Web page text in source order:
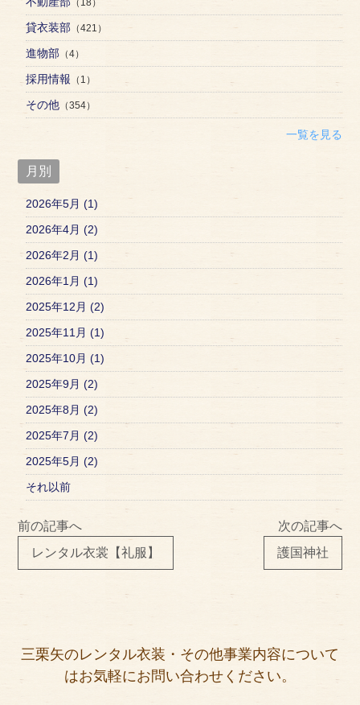
（18）
貸衣装部 （421）
進物部 （4）
採用情報 （1）
その他 （354）
一覧を見る
月別
2026年5月 (1)
2026年4月 (2)
2026年2月 (1)
2026年1月 (1)
2025年12月 (2)
2025年11月 (1)
2025年10月 (1)
2025年9月 (2)
2025年8月 (2)
2025年7月 (2)
2025年5月 (2)
それ以前
前の記事へ
レンタル衣裳【礼服】
次の記事へ
護国神社
三栗矢のレンタル衣装・その他事業内容について
はお気軽にお問い合わせください。